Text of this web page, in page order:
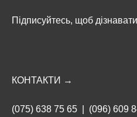
Підписуйтесь, щоб
КОНТАКТИ →
(075) 638 75 65 (096) 609